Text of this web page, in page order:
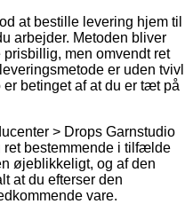
at bestille levering hjem til
arbejder. Metoden bliver
men omvendt ret
er uden tvivl
betinget af at du er tæt på
> Drops Garnstudio
bestemmende i tilfælde
øjeblikkeligt, og af den
at du efterser den
vare.